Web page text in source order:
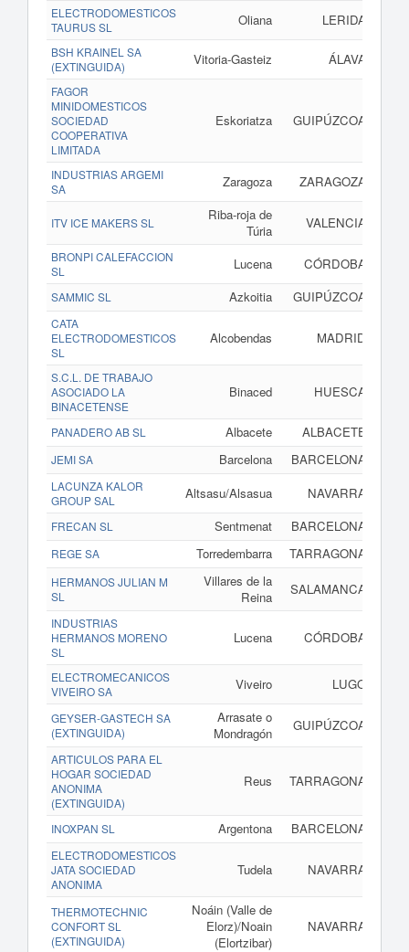
ELECTRODOMESTICOS
TAURUS SL
Oliana LERIDA
BSH KRAINEL SA
(EXTINGUIDA)
Vitoria-Gasteiz ÁLAVA
FAGOR
MINIDOMESTICOS
SOCIEDAD
COOPERATIVA
LIMITADA
Eskoriatza GUIPÚZCOA
INDUSTRIAS ARGEMI
SA
Zaragoza ZARAGOZA
ITV ICE MAKERS SL
Riba-roja de
Túria
VALENCIA
BRONPI CALEFACCION
SL
Lucena CÓRDOBA
SAMMIC SL Azkoitia GUIPÚZCOA
CATA
ELECTRODOMESTICOS
SL
Alcobendas MADRID
S.C.L. DE TRABAJO
ASOCIADO LA
BINACETENSE
Binaced HUESCA
PANADERO AB SL Albacete ALBACETE
JEMI SA Barcelona BARCELONA
LACUNZA KALOR
GROUP SAL
Altsasu/Alsasua NAVARRA
FRECAN SL Sentmenat BARCELONA
REGE SA Torredembarra TARRAGONA
HERMANOS JULIAN M
SL
Villares de la
Reina
SALAMANCA
INDUSTRIAS
HERMANOS MORENO
SL
Lucena CÓRDOBA
ELECTROMECANICOS
VIVEIRO SA
Viveiro LUGO
GEYSER-GASTECH SA
(EXTINGUIDA)
Arrasate o
Mondragón
GUIPÚZCOA
ARTICULOS PARA EL
HOGAR SOCIEDAD
ANONIMA
(EXTINGUIDA)
Reus TARRAGONA
INOXPAN SL Argentona BARCELONA
ELECTRODOMESTICOS
JATA SOCIEDAD
ANONIMA
Tudela NAVARRA
THERMOTECHNIC
CONFORT SL
(EXTINGUIDA)
Noáin (Valle de
Elorz)/Noain
(Elortzibar)
NAVARRA